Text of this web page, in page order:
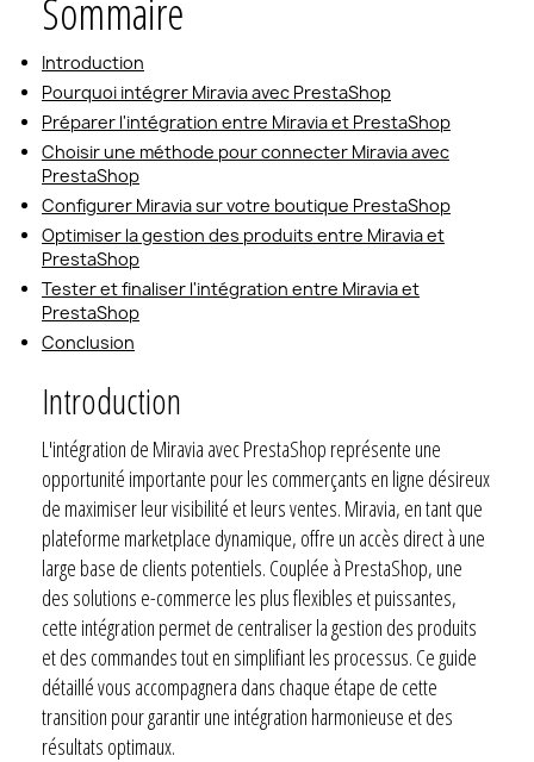
Sommaire
Introduction
Pourquoi intégrer Miravia avec PrestaShop
Préparer l'intégration entre Miravia et PrestaShop
Choisir une méthode pour connecter Miravia avec
PrestaShop
Configurer Miravia sur votre boutique PrestaShop
Optimiser la gestion des produits entre Miravia et
PrestaShop
Tester et finaliser l'intégration entre Miravia et
PrestaShop
Conclusion
Introduction
L'intégration de Miravia avec PrestaShop représente une
opportunité importante pour les commerçants en ligne désireux
de maximiser leur visibilité et leurs ventes. Miravia, en tant que
plateforme marketplace dynamique, offre un accès direct à une
large base de clients potentiels. Couplée à PrestaShop, une
des solutions e-commerce les plus flexibles et puissantes,
cette intégration permet de centraliser la gestion des produits
et des commandes tout en simplifiant les processus. Ce guide
détaillé vous accompagnera dans chaque étape de cette
transition pour garantir une intégration harmonieuse et des
résultats optimaux.